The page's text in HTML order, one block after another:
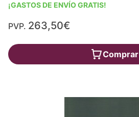
¡GASTOS DE ENVÍO GRATIS!
PVP. 263,50€
Comprar